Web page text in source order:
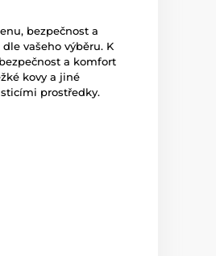
bezpečnost a
vašeho výběru. K
a komfort
kovy a jiné
prostředky.